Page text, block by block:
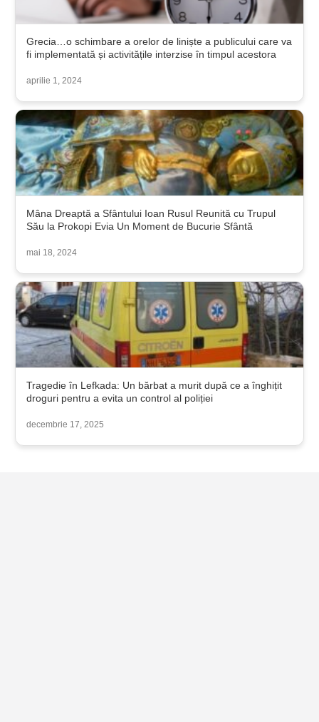
Grecia…o schimbare a orelor de liniște a publicului care va
fi implementată și activitățile interzise în timpul acestora
aprilie 1, 2024
Mâna Dreaptă a Sfântului Ioan Rusul Reunită cu Trupul
Său la Prokopi Evia Un Moment de Bucurie Sfântă
mai 18, 2024
Tragedie în Lefkada: Un bărbat a murit după ce a înghițit
droguri pentru a evita un control al poliției
decembrie 17, 2025